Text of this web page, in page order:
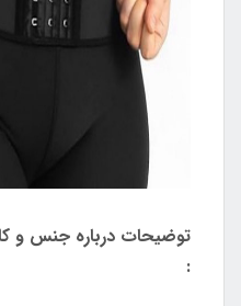
توضیحات درباره جنس و
: